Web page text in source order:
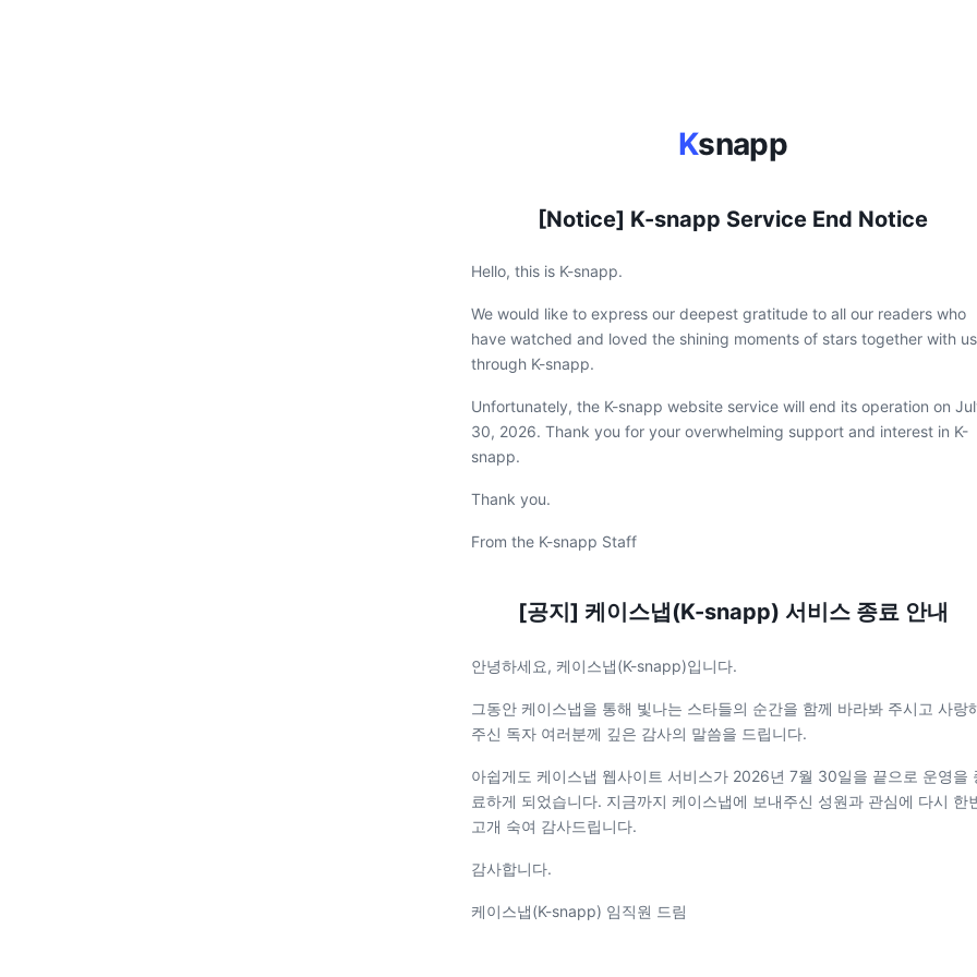
Ksnapp
[Notice] K-snapp Service End Notice
Hello, this is K-snapp.
We would like to express our deepest gratitude to all our readers who
have watched and loved the shining moments of stars together with us
through K-snapp.
Unfortunately, the K-snapp website service will end its operation on
30, 2026. Thank you for your overwhelming support and interest in K-
snapp.
Thank you.
From the K-snapp Staff
[공지] 케이스냅(K-snapp) 서비스 종료 안내
안녕하세요, 케이스냅(K-snapp)입니다.
그동안 케이스냅을 통해 빛나는 스타들의 순간을 함께 바라봐 주시고 사랑
주신 독자 여러분께 깊은 감사의 말씀을 드립니다.
아쉽게도 케이스냅 웹사이트 서비스가 2026년 7월 30일을 끝으로 운영을
료하게 되었습니다. 지금까지 케이스냅에 보내주신 성원과 관심에 다시 한
고개 숙여 감사드립니다.
감사합니다.
케이스냅(K-snapp) 임직원 드림